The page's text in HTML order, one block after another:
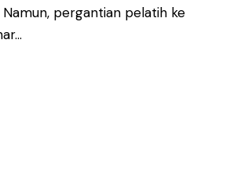
pergantian pelatih ke